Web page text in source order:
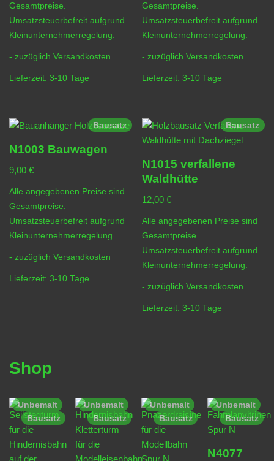
Gesamtpreise.
Umsatzsteuerbefreit aufgrund
Kleinunternehmerregelung.
- zuzüglich Versandkosten
Lieferzeit: 3-10 Tage
Gesamtpreise.
Umsatzsteuerbefreit aufgrund
Kleinunternehmerregelung.
- zuzüglichVersandkosten
Lieferzeit:3-10 Tage
Bausatz
N1003 Bauwagen
9,00 €
Alle angegebenen Preise sind
Gesamtpreise.
Umsatzsteuerbefreit aufgrund
Kleinunternehmerregelung.
- zuzüglich Versandkosten
Lieferzeit: 3-10 Tage
Bausatz
N1015 verfallene
Waldhütte
12,00€
Alle angegebenen Preise sind
Gesamtpreise.
Umsatzsteuerbefreit aufgrund
Kleinunternehmerregelung.
- zuzüglichVersandkosten
Lieferzeit:3-10 Tage
Shop
Unbemalt
Bausatz
Unbemalt
Bausatz
Unbemalt
Bausatz
Unbemalt
Bausatz
N4077